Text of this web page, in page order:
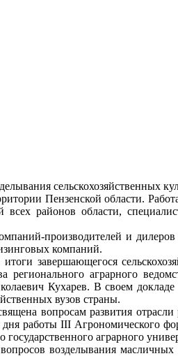
сельскохозяйственных
Пензенской области.
всех районов области,
производителей и
компаний.
завершающегося
аграрного
Кухарев. В своем
вузов страны.
вопросам развития отрасли
работы III Агрономического
аграрного
возделывания масличных